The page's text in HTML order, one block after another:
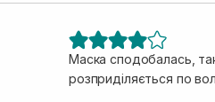
Маска сподобалась,
розприділяється по